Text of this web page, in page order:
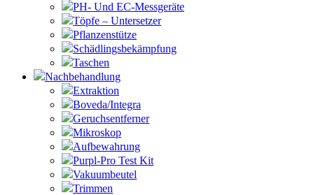
PH- Und EC-Messgeräte
Töpfe – Untersetzer
Pflanzenstütze
Schädlingsbekämpfung
Taschen
Nachbehandlung
Extraktion
Boveda/Integra
Geruchsentferner
Mikroskop
Aufbewahrung
Purpl-Pro Test Kit
Vakuumbeutel
Trimmen